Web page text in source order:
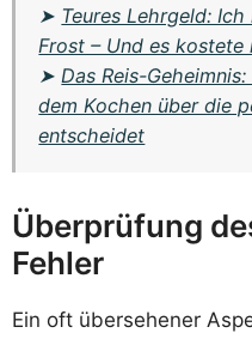
➤ Teures Lehrgeld:
Frost – Und es kostete
➤Das Reis-
dem Kochen über die
entscheidet
Überprüfung
Fehler
Ein oft übersehener